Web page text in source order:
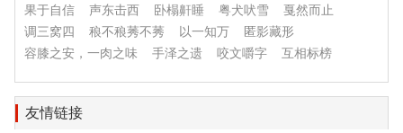
果于自信
声东击西 卧榻鼾睡 粤犬吠雪
戛然而止
调三窝四
稂不稂莠不莠 以一知万
匿影藏形
容膝之安，一肉之味
手泽之遗 咬文嚼字 互相标榜
友情链接